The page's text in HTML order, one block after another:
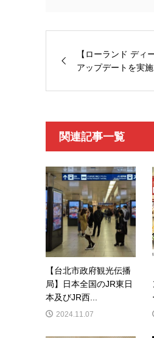
【ローランド ディ
アップデートを実施
関連記事一覧
【台北市政府観光伝播
局】日本全国のJR東日
本及びJR西...
2024.11.07